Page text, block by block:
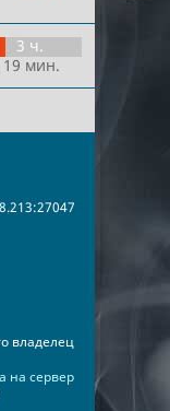
3 ч.
19 мин.
владелец
на сервер